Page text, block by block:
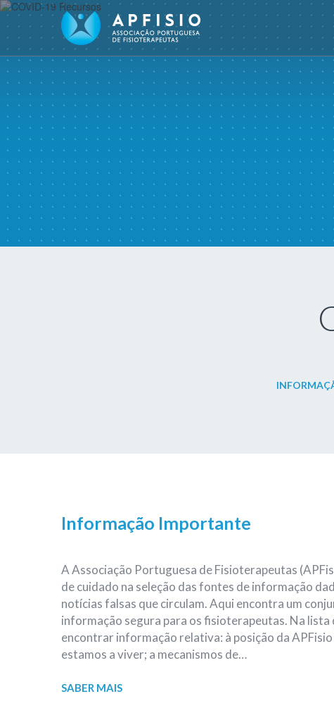
Informação Importante
A Associação Portuguesa de Fisioterapeutas
de cuidado na seleção das fontes de informação
notícias falsas que circulam. Aqui encontra um
informação segura para os fisioterapeutas. Na lista
encontrar informação relativa: à posição da
estamos a viver; a mecanismos de…
SABER MAIS